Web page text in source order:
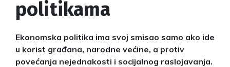
politikama
Ekonomska politika ima svoj smisao samo ako ide
u korist građana, narodne većine, a protiv
povećanja nejednakosti i socijalnog raslojavanja.